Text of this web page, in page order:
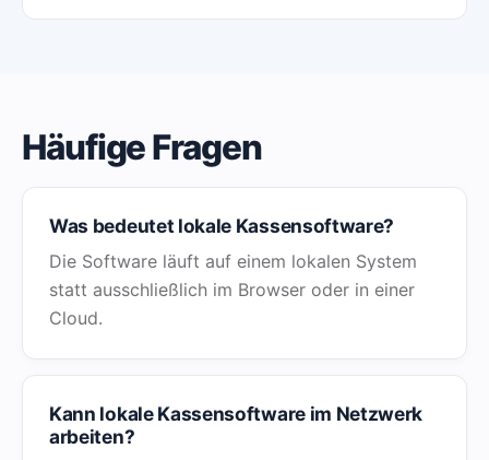
Häufige Fragen
Was bedeutet lokale Kassensoftware?
Die Software läuft auf einem lokalen System
statt ausschließlich im Browser oder in einer
Cloud.
Kann lokale Kassensoftware im Netzwerk
arbeiten?